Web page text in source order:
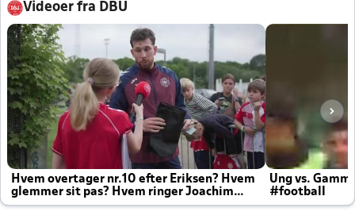
Videoer fra DBU
Hvem overtager nr.10 efter Eriksen? Hvem
glemmer sit pas? Hvem ringer Joachim
altid til efter kampe?
Ung vs.
#football